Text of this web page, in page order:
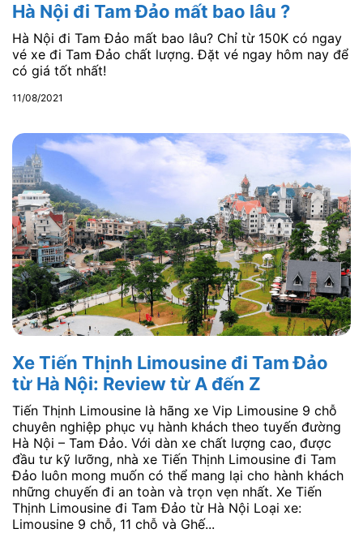
Hà Nội đi Tam Đảo mất bao lâu ?
Hà Nội đi Tam Đảo mất bao lâu? Chỉ từ 150K có ngay
vé xe đi Tam Đảo chất lượng. Đặt vé ngay hôm nay để
có giá tốt nhất!
11/08/2021
Xe Tiến Thịnh Limousine đi Tam Đảo
từ Hà Nội: Review từ A đến Z
Tiến Thịnh Limousine là hãng xe Vip Limousine 9 chỗ
chuyên nghiệp phục vụ hành khách theo tuyến đường
Hà Nội – Tam Đảo. Với dàn xe chất lượng cao, được
đầu tư kỹ lưỡng, nhà xe Tiến Thịnh Limousine đi Tam
Đảo luôn mong muốn có thể mang lại cho hành khách
những chuyến đi an toàn và trọn vẹn nhất. Xe Tiến
Thịnh Limousine đi Tam Đảo từ Hà Nội Loại xe:
Limousine 9 chỗ, 11 chỗ và Ghế...